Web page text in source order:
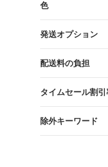
色
発送オプション
配送料の負担
タイムセール割引
除外キーワード